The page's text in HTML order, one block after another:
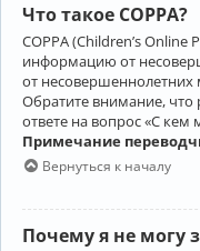
Что такое COPPA?
COPPA (Children’s
информацию от
от
Обратите внимание,
ответе на вопрос «С
Примечание
Вернуться к началу
Почему я не могу